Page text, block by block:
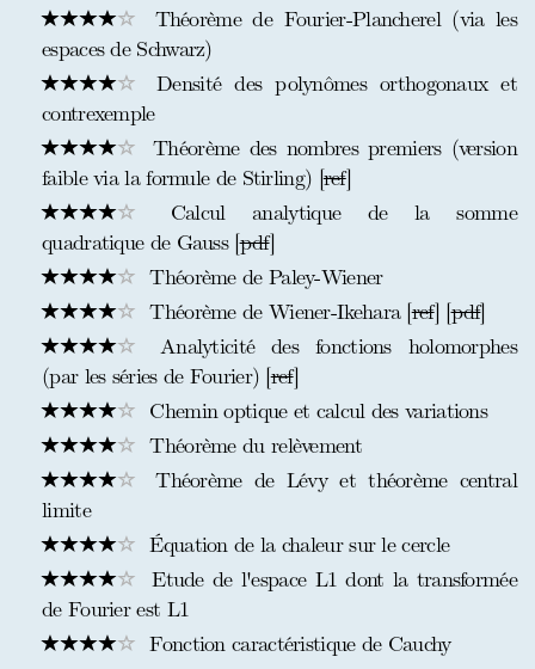
Théorème de Fourier-Plancherel (via les
espaces de Schwarz)
Densité des polynômes orthogonaux et
contrexemple
Théorème des nombres premiers (version
faible via la formule de Stirling) [ref]
Calcul analytique de la somme
quadratique de Gauss [pdf]
Théorème de Paley-Wiener
Théorème de Wiener-Ikehara [ref] [pdf]
Analyticité des fonctions holomorphes
(par les séries de Fourier) [ref]
Chemin optique et calcul des variations
Théorème du relèvement
Théorème de Lévy et théorème central
limite
Équation de la chaleur sur le cercle
Etude de l'espace L1 dont la transformée
de Fourier est L1
Fonction caractéristique de Cauchy